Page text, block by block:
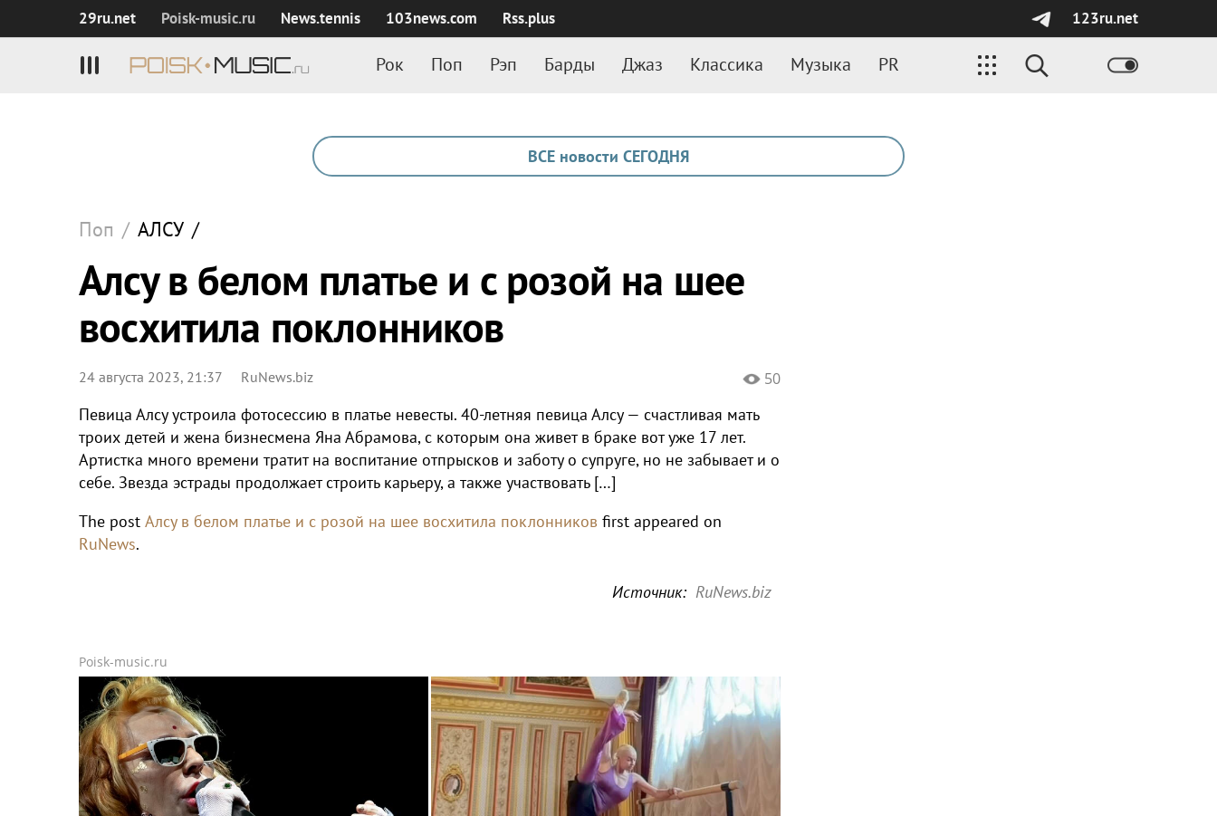
29ru.net Poisk‑music.ru News.tennis 103news.com Rss.plus 123ru.net
Рок Поп Рэп Барды Джаз Классика Музыка PR
ВСЕ новости СЕГОДНЯ
Поп / АЛСУ /
Алсу в белом платье и с розой на шее
восхитила поклонников
24 августа 2023, 21:37 RuNews.biz 50
Певица Алсу устроила фотосессию в платье невесты. 40-летняя певица Алсу — счастливая мать
троих детей и жена бизнесмена Яна Абрамова, с которым она живет в браке вот уже 17 лет.
Артистка много времени тратит на воспитание отпрысков и заботу о супруге, но не забывает и о
себе. Звезда эстрады продолжает строить карьеру, а также участвовать […]
The post Алсу в белом платье и с розой на шее восхитила поклонников first appeared on
RuNews.
Источник: RuNews.biz
Poisk-music.ru